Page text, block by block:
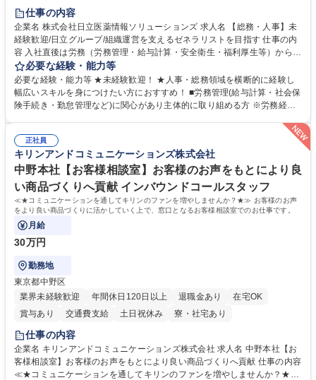
住宅手当あり
育休あり
完全週休2日制 交通費支給 土日祝休み 寮・社宅あり
仕事の内容
企業名 株式会社日立医薬情報ソリューションズ 求人名 【総務・人事】未
経験歓迎/日立グループ/組織運営を支えるゼネラリストを目指す 仕事の内
容 入社直後は労務（労務管理・給与計算・安全衛生・福利厚生等）からお
任せいたします。将来は総務・採用・教育業務へ守備範囲を広げ、組織運
営を支えるゼネラリストをめざせます。 ・初期業務：労働時間管理、給与
計算、社会保険対応、福利厚生管理、安全衛生、健康経営推進等をお任せ
します。ご経験に応じて、休職者管理など、幅広く経験を積んでいただき
★メンバーがマンツーマンで丁寧に教えるため、ご経験が浅くても安心！
幅広く経験を積みたい意欲がある方に最適な環境です。 募集職種 【総
務・人事】未経験歓迎/日立グループ/組織運営を支えるゼネラリストを目
指す
必要な経験・能力等
必要な経験・能力等 ★未経験歓迎！ ★人事・総務領域を横断的に経験し
幅広いスキルを身につけたい方におすすめ！ ■労務管理(給与計算・社会保
険手続き・勤怠管理など)に関心があり主体的に取り組める方 ※労務経験
マネジメント職として活躍したい 【尚可】■人事、労務、採用、教育業務
のご経験 ■労務管理（給与計算・社会保険手続き・勤怠管理など）の経験
■衛生管理者の資格をお持ちの方 学歴・資格 学歴：大学院 大学 高専 短大
専修学校 高校 語学力： 資格：
正社員
キリンアンドコミュニケーションズ株式会社
中野本社【お客様相談室】お客様のお声をもとにより良
い商品づくりへ貢献 インバウンドコールスタッフ
≪★コミュニケーションを通してキリンのファンを増やしませんか？★≫ お客様のお声
をより良い商品づくりに活かしていく上で、窓口となるお客様相談室でのお仕事です。
月給
30万円
勤務地
東京都中野区
業界未経験歓迎
年間休日120日以上 退職金あり
在宅OK
賞与あり
交通費支給 土日祝休み 寮・社宅あり
仕事の内容
企業名 キリンアンドコミュニケーションズ株式会社 求人名 中野本社【お
客様相談室】お客様のお声をもとにより良い商品づくりへ貢献 仕事の内容
≪★コミュニケーションを通してキリンのファンを増やしませんか？★≫